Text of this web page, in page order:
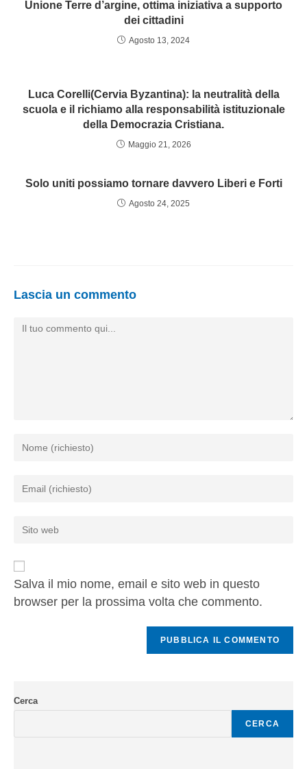
Unione Terre d’argine, ottima iniziativa a supporto
dei cittadini
Agosto 13, 2024
Luca Corelli(Cervia Byzantina): la neutralità della
scuola e il richiamo alla responsabilità istituzionale
della Democrazia Cristiana.
Maggio 21, 2026
Solo uniti possiamo tornare davvero Liberi e Forti
Agosto 24, 2025
Lascia un commento
Salva il mio nome, email e sito web in questo
browser per la prossima volta che commento.
Cerca
CERCA